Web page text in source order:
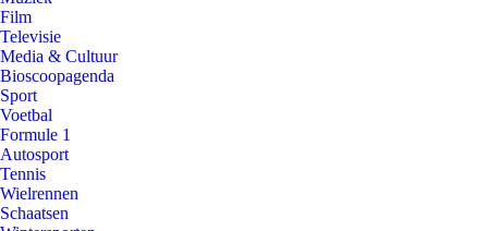
Film
Televisie
Media & Cultuur
Bioscoopagenda
Sport
Voetbal
Formule 1
Autosport
Tennis
Wielrennen
Schaatsen